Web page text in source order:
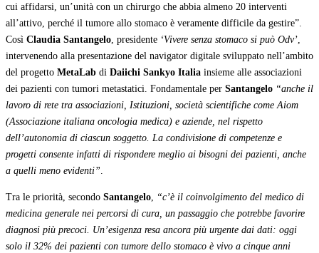
cui affidarsi, un’unità con un chirurgo che abbia almeno 20 interventi
all’attivo, perché il tumore allo stomaco è veramente difficile da gestire”.
Così Claudia Santangelo, presidente ‘Vivere senza stomaco si può Odv’,
intervenendo alla presentazione del navigator digitale sviluppato nell’ambito
del progetto MetaLab di Daiichi Sankyo Italia insieme alle associazioni
dei pazienti con tumori metastatici. Fondamentale per Santangelo “anche il
lavoro di rete tra associazioni, Istituzioni, società scientifiche come Aiom
(Associazione italiana oncologia medica) e aziende, nel rispetto
dell’autonomia di ciascun soggetto. La condivisione di competenze e
progetti consente infatti di rispondere meglio ai bisogni dei pazienti, anche
a quelli meno evidenti”.
Tra le priorità, secondo Santangelo, “c’è il coinvolgimento del medico di
medicina generale nei percorsi di cura, un passaggio che potrebbe favorire
diagnosi più precoci. Un’esigenza resa ancora più urgente dai dati: oggi
solo il 32% dei pazienti con tumore dello stomaco è vivo a cinque anni